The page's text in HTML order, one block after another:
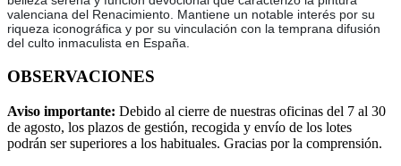
valenciana del Renacimiento. Mantiene un notable interés por su
riqueza iconográfica y por su vinculación con la temprana difusión
del culto inmaculista en España.
OBSERVACIONES
Aviso importante: Debido al cierre de nuestras oficinas del 7 al 30
de agosto, los plazos de gestión, recogida y envío de los lotes
podrán ser superiores a los habituales. Gracias por la comprensión.